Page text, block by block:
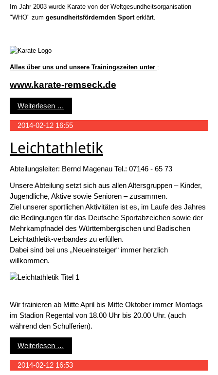
Im Jahr 2003 wurde Karate von der Weltgesundheitsorganisation
"WHO" zum gesundheitsfördernden Sporterklärt.
Alles über uns und unsere Trainingszeiten unter :
www.karate-remseck.de
Weiterlesen …
2014-02-12 16:55
Leichtathletik
Abteilungsleiter: Bernd Magenau Tel.: 07146 - 65 73
Unsere Abteilung setzt sich aus allen Altersgruppen – Kinder,
Jugendliche, Aktive sowie Senioren – zusammen.
Ziel unserer sportlichen Aktivitäten ist es, im Laufe des Jahres
die Bedingungen für das Deutsche Sportabzeichen sowie der
Mehrkampfnadel des Württembergischen und Badischen
Leichtathletik-verbandes zu erfüllen.
Dabei sind bei uns „Neueinsteiger“ immer herzlich
willkommen.
Wir trainieren ab Mitte April bis Mitte Oktober immer Montags
im Stadion Regental von 18.00 Uhr bis 20.00 Uhr. (auch
während den Schulferien).
Weiterlesen …
2014-02-12 16:53